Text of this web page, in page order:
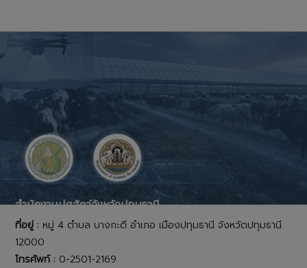
สำนักงานปศุสัตว์จังหวัดปทุมธานี
ที่อยู่ : หมู่ 4 ตำบล บางกะดี อำเภอ เมืองปทุมธานี จังหวัดปทุมธานี
12000
โทรศัพท์ : 0-2501-2169